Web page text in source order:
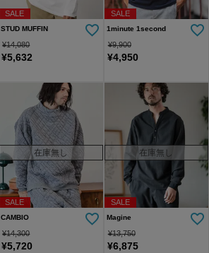
SALE
STUD MUFFIN
¥14,080
¥5,632
SALE
1minute 1second
¥9,900
¥4,950
SALE
在庫無し
CAMBIO
¥14,300
¥5,720
SALE
在庫無し
Magine
¥13,750
¥6,875